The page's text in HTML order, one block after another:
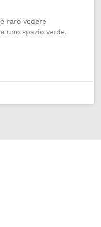
raro vedere
uno spazio verde.